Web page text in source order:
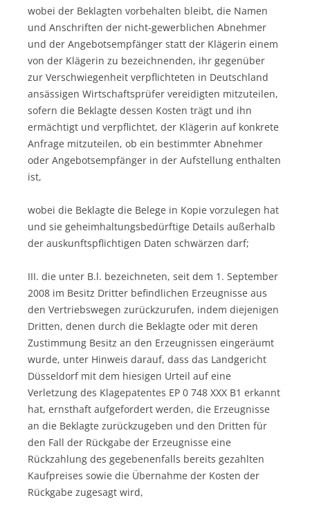
wobei der Beklagten vorbehalten bleibt, die Namen
und Anschriften der nicht-gewerblichen Abnehmer
und der Angebotsempfänger statt der Klägerin einem
von der Klägerin zu bezeichnenden, ihr gegenüber
zur Verschwiegenheit verpflichteten in Deutschland
ansässigen Wirtschaftsprüfer vereidigten mitzuteilen,
sofern die Beklagte dessen Kosten trägt und ihn
ermächtigt und verpflichtet, der Klägerin auf konkrete
Anfrage mitzuteilen, ob ein bestimmter Abnehmer
oder Angebotsempfänger in der Aufstellung enthalten
ist,
wobei die Beklagte die Belege in Kopie vorzulegen hat
und sie geheimhaltungsbedürftige Details außerhalb
der auskunftspflichtigen Daten schwärzen darf;
III. die unter B.l. bezeichneten, seit dem 1. September
2008 im Besitz Dritter befindlichen Erzeugnisse aus
den Vertriebswegen zurückzurufen, indem diejenigen
Dritten, denen durch die Beklagte oder mit deren
Zustimmung Besitz an den Erzeugnissen eingeräumt
wurde, unter Hinweis darauf, dass das Landgericht
Düsseldorf mit dem hiesigen Urteil auf eine
Verletzung des Klagepatentes EP 0 748 XXX B1 erkannt
hat, ernsthaft aufgefordert werden, die Erzeugnisse
an die Beklagte zurückzugeben und den Dritten für
den Fall der Rückgabe der Erzeugnisse eine
Rückzahlung des gegebenenfalls bereits gezahlten
Kaufpreises sowie die Übernahme der Kosten der
Rückgabe zugesagt wird,